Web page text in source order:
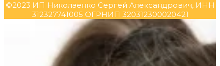
©2023 ИП Николаенко Сергей Александрович, ИНН
312327741005 ОГРНИП 320312300020421